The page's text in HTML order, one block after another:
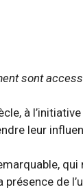
sont
à
leur
de